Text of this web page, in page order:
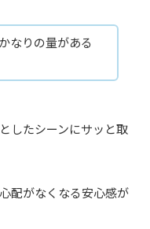
なりの量がある
したシーンにサッと取
配がなくなる安心感が